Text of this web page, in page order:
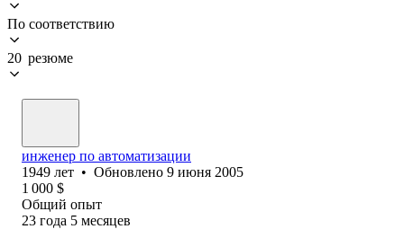
По соответствию
20 резюме
инженер по автоматизации
1949 лет • Обновлено 9 июня 2005
1 000 $
Общий опыт
23 года 5 месяцев